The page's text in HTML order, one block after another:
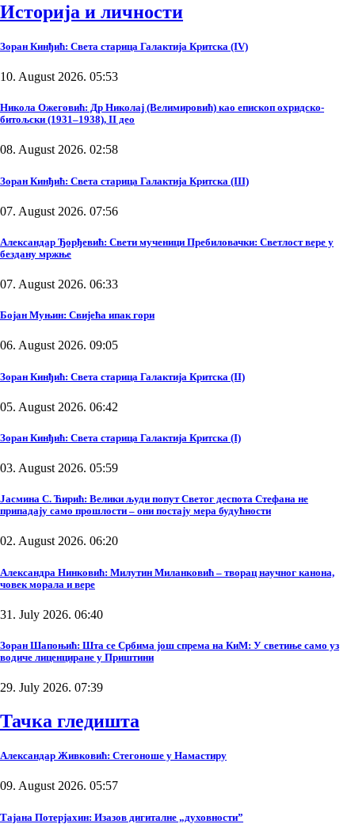
Историја и личности
Зоран Кинђић: Света старица Галактија Критска (IV)
10. August 2026. 05:53
Никола Ожеговић: Др Николај (Велимировић) као епископ охридско-
битољски (1931–1938), II део
08. August 2026. 02:58
Зоран Кинђић: Света старица Галактија Критска (III)
07. August 2026. 07:56
Александар Ђорђевић: Свети мученици Пребиловачки: Светлост вере у
бездану мржње
07. August 2026. 06:33
Бојан Муњин: Свијећа ипак гори
06. August 2026. 09:05
Зоран Кинђић: Света старица Галактија Критска (II)
05. August 2026. 06:42
Зоран Кинђић: Света старица Галактија Критска (I)
03. August 2026. 05:59
Јасмина С. Ћирић: Велики људи попут Светог деспота Стефана не
припадају само прошлости – они постају мера будућности
02. August 2026. 06:20
Александра Нинковић: Милутин Миланковић – творац научног канона,
човек морала и вере
31. July 2026. 06:40
Зоран Шапоњић: Шта се Србима још спрема на КиМ: У светиње само уз
водиче лиценциране у Приштини
29. July 2026. 07:39
Тачка гледишта
Александар Живковић: Стегоноше у Намастиру
09. August 2026. 05:57
Тајана Потерјахин: Изазов дигиталне „духовности”